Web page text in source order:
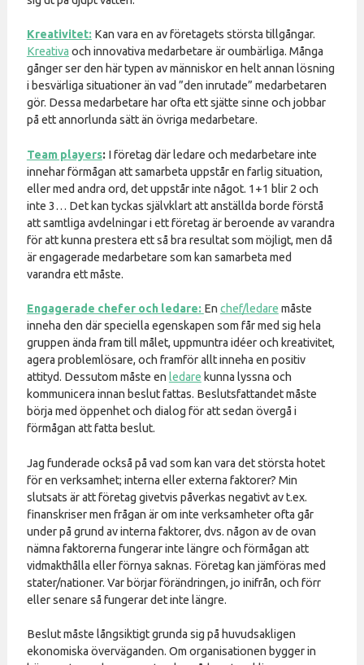
Kreativitet: Kan vara en av företagets största tillgångar.
Kreativa och innovativa medarbetare är oumbärliga. Många
gånger ser den här typen av människor en helt annan lösning
i besvärliga situationer än vad ”den inrutade” medarbetaren
gör. Dessa medarbetare har ofta ett sjätte sinne och jobbar
på ett annorlunda sätt än övriga medarbetare.
Team players:I företag där ledare och medarbetare inte
innehar förmågan att samarbeta uppstår en farlig situation,
eller med andra ord, det uppstår inte något. 1+1 blir 2 och
inte 3… Det kan tyckas självklart att anställda borde förstå
att samtliga avdelningar i ett företag är beroende av varandra
för att kunna prestera ett så bra resultat som möjligt, men då
är engagerade medarbetare som kan samarbeta med
varandra ett måste.
Engagerade chefer och ledare: En chef/ledare måste
inneha den där speciella egenskapen som får med sig hela
gruppen ända fram till målet, uppmuntra idéer och kreativitet,
agera problemlösare, och framför allt inneha en positiv
attityd. Dessutom måste en ledare kunna lyssna och
kommunicera innan beslut fattas. Beslutsfattandet måste
börja med öppenhet och dialog för att sedan övergå i
förmågan att fatta beslut.
Jag funderade också på vad som kan vara det största hotet
för en verksamhet; interna eller externa faktorer? Min
slutsats är att företag givetvis påverkas negativt av t.ex.
finanskriser men frågan är om inte verksamheter ofta går
under på grund av interna faktorer, dvs. någon av de ovan
nämna faktorerna fungerar inte längre och förmågan att
vidmakthålla eller förnya saknas. Företag kan jämföras med
stater/nationer. Var börjar förändringen, jo inifrån, och förr
eller senare så fungerar det inte längre.
Beslut måste långsiktigt grunda sig på huvudsakligen
ekonomiska överväganden. Om organisationen bygger in